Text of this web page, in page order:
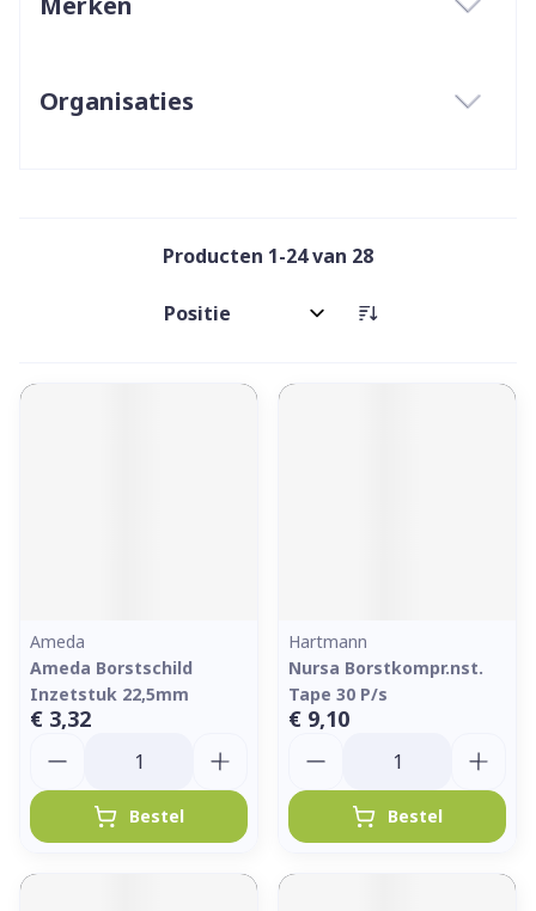
Organisaties
Producten 1-24van 28
Sorteer op:
Ameda
Ameda Borstschild
Inzetstuk 22,5mm
€ 3,32
Bestel
Hartmann
Nursa Borstkompr.nst.
Tape 30 P/s
€ 9,10
Bestel